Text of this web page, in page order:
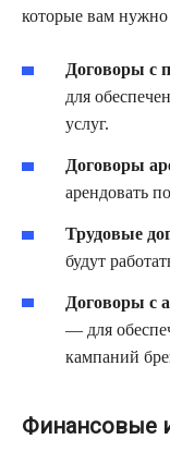
которые вам нужно
Договоры с
для
услуг.
Договоры
арендовать
Трудовые
будут
Договоры с
— для
кампаний
Финансовые